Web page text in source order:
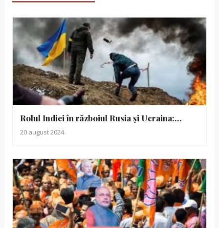
Rolul Indiei în războiul Rusia și Ucraina:…
20 august 2024